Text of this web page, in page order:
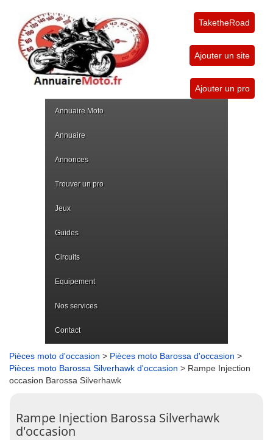
TaketheRoad
Ajouter un site
Ajouter un pro
Annuaire Moto
Annuaire
Annonces
Trouver un pro
Jeux
Guides
Circuits
Equipement
Nos services
Contact
Pièces moto d'occasion > Pièces moto Barossa d'occasion >
Pièces moto Barossa Silverhawk d'occasion > Rampe Injection
occasion Barossa Silverhawk
Rampe Injection Barossa Silverhawk
d'occasion